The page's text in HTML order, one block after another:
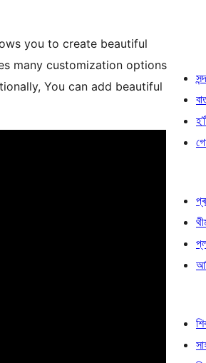
you to create beautiful
many customization options
You can add beautiful